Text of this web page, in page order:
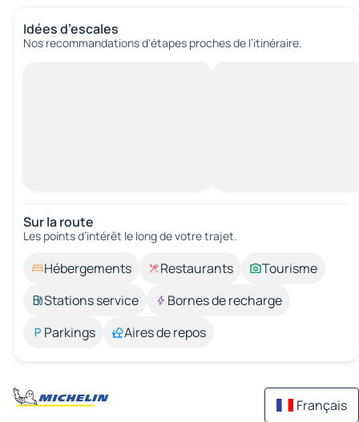
Idées d’escales
Nos recommandations d'étapes proches de l’itinéraire.
Sur la route
Les points d’intérêt le long de votre trajet.
Hébergements Restaurants
Tourisme
Stations service
Bornes de recharge
Parkings
Aires de repos
Français